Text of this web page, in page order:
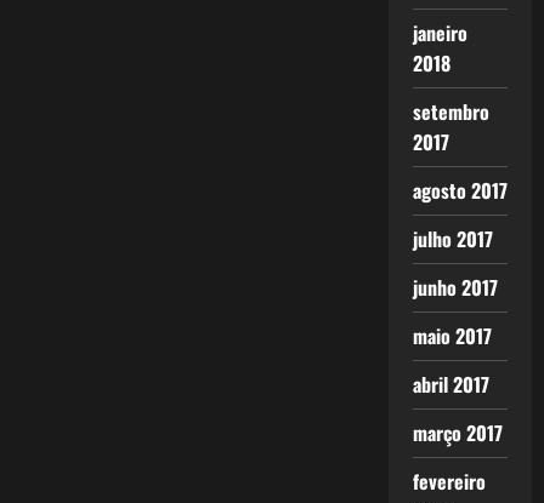
janeiro
2018
setembro
2017
agosto 2017
julho 2017
junho 2017
maio 2017
abril 2017
março 2017
fevereiro